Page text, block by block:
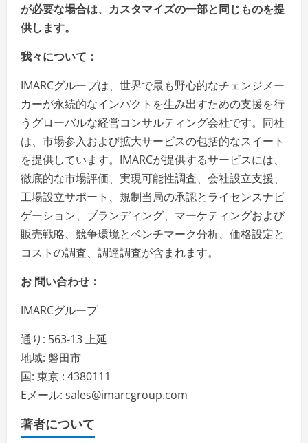
が必要な場合は、カスタマイズの一部と同じものを提
供します。
我々について：
IMARCグループは、世界で最も野心的なチェンジメー
カーが永続的なインパクトを生み出すための支援を行
うグローバルな経営コンサルティング会社です。同社
は、市場参入および拡大サービスの包括的なスイート
を提供しています。IMARCが提供するサービスには、
徹底的な市場評価、実現可能性調査、会社設立支援、
工場設立サポート、規制当局の承認とライセンスナビ
ゲーション、ブランディング、マーケティングおよび
販売戦略、競争環境とベンチマーク分析、価格設定と
コストの調査、調達調査が含まれます。
お 問い合わせ：
IMARCグループ
通り: 563-13 上延
地域: 磐田市
国: 東京 : 4380111
Eメール: sales@imarcgroup.com
著者について